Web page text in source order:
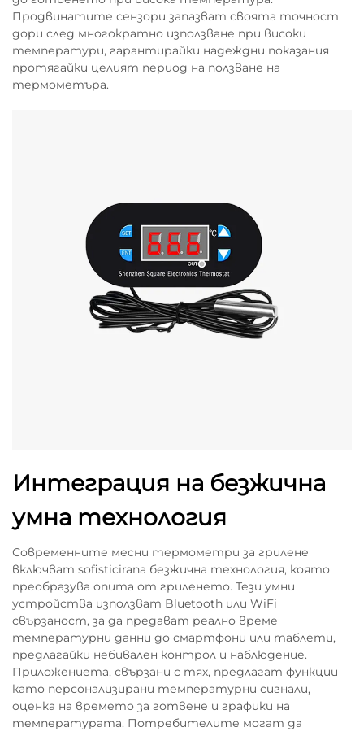
Продвинатите сензори запазват своята точност
дори след многократно използване при високи
температури, гарантирайки надеждни показания
протягайки целият период на ползване на
термометъра.
Интеграция на безжична
умна технология
Современните месни термометри за грилене
включват sofisticirana безжична технология, която
преобразува опита от гриленето. Тези умни
устройства използват Bluetooth или WiFi
свързаност, за да предават реално време
температурни данни до смартфони или таблети,
предлагайки небивален контрол и наблюдение.
Приложениета, свързани с тях, предлагат функции
като персонализирани температурни сигнали,
оценка на времето за готвене и графики на
температурата. Потребителите могат да